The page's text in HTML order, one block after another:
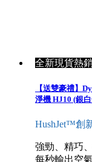
全新現貨熱
【送雙豪禮】
淨機 HJ10 (銀
HushJet™創
強勁、精巧
每秒輸出空